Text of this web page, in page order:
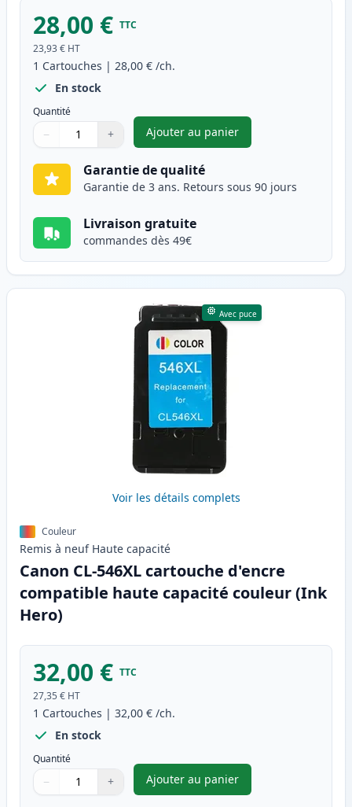
28,00 € TTC
23,93 € HT
1 Cartouches | 28,00 € /ch.
En stock
Quantité
Quantité
Utilisez les boutons pour ajuster
− +
Quantité
Ajouter au panier
,Canon PG-545XL cartouche
Garantie de qualité
Garantie de 3 ans. Retours sous 90 jours
Livraison gratuite
commandes dès 49€
Avec puce
Voir les détails complets
Couleur
Remis à neuf Haute capacité
Canon CL-546XL cartouche d'encre
compatible haute capacité couleur (Ink
Hero)
32,00 € TTC
27,35 € HT
1 Cartouches | 32,00 € /ch.
En stock
Quantité
Quantité
Utilisez les boutons pour ajuster
− +
Quantité
Ajouter au panier
,Canon CL-546XL cartouche